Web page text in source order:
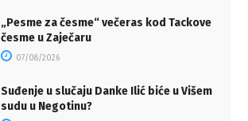
„Pesme za česme“ večeras kod Tackove
česme u Zaječaru
07/08/2026
Suđenje u slučaju Danke Ilić biće u Višem
sudu u Negotinu?